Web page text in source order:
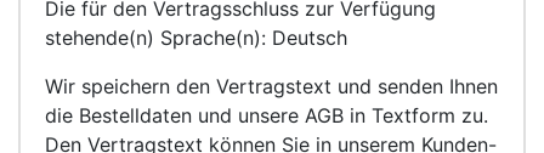
Die für den Vertragsschluss zur Verfügung
stehende(n) Sprache(n): Deutsch
Wir speichern den Vertragstext und senden Ihnen
die Bestelldaten und unsere AGB in Textform zu.
Den Vertragstext können Sie in unserem Kunden-